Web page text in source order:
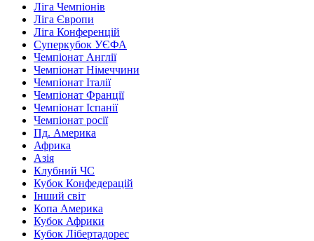
Ліга Чемпіонів
Ліга Європи
Ліга Конференцій
Суперкубок УЄФА
Чемпіонат Англії
Чемпіонат Німеччини
Чемпіонат Італії
Чемпіонат Франції
Чемпіонат Іспанії
Чемпіонат росії
Пд. Америка
Африка
Азія
Клубний ЧС
Кубок Конфедерацій
Інший світ
Копа Америка
Кубок Африки
Кубок Лібертадорес